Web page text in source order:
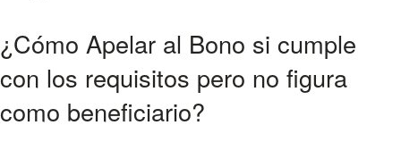
¿Cómo Apelar al Bono si cumple
con los requisitos pero no figura
como beneficiario?